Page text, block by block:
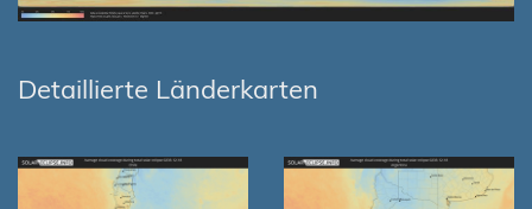
Detaillierte Länderkarten